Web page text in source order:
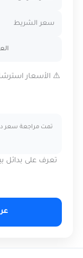
سعر الشريط
⚠️ الأسعار